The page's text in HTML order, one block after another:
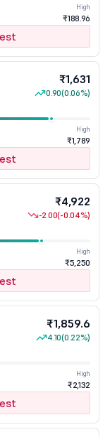
High
₹188.96
₹1,631
0.90(0.06%)
High
₹1,789
₹4,922
-2.00(-0.04%)
High
₹5,250
₹1,859.6
4.10(0.22%)
High
₹2,132